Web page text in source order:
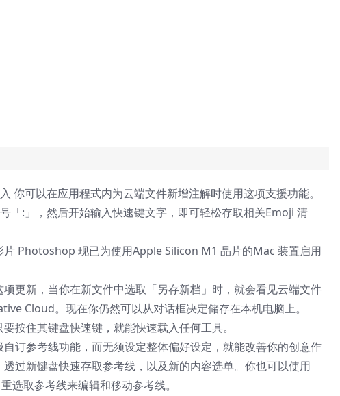
你可以在应用程式内为云端文件新增注解时使用这项支援功能。
「:」，然后开始输入快速键文字，即可轻松存取相关Emoji 清
Photoshop 现已为使用Apple Silicon M1 晶片的Mac 装置启用
项更新，当你在新文件中选取「另存新档」时，就会看见云端文件
Cloud。现在你仍然可以从对话框决定储存在本机电脑上。
按住其键盘快速键，就能快速载入任何工具。
订参考线功能，而无须设定整体偏好设定，就能改善你的创意作
过新键盘快速存取参考线，以及新的内容选单。你也可以使用
选取参考线来编辑和移动参考线。